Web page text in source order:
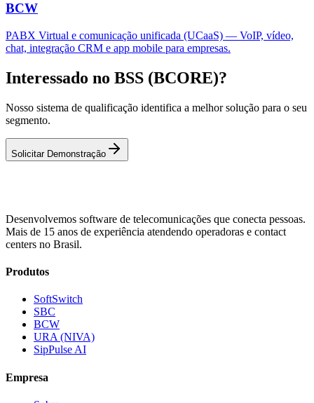
BCW
PABX Virtual e comunicação unificada (UCaaS) — VoIP, vídeo,
chat, integração CRM e app mobile para empresas.
Interessado no BSS (BCORE)?
Nosso sistema de qualificação identifica a melhor solução para o seu
segmento.
Solicitar Demonstração
Desenvolvemos software de telecomunicações que conecta pessoas.
Mais de 15 anos de experiência atendendo operadoras e contact
centers no Brasil.
Produtos
SoftSwitch
SBC
BCW
URA (NIVA)
SipPulse AI
Empresa